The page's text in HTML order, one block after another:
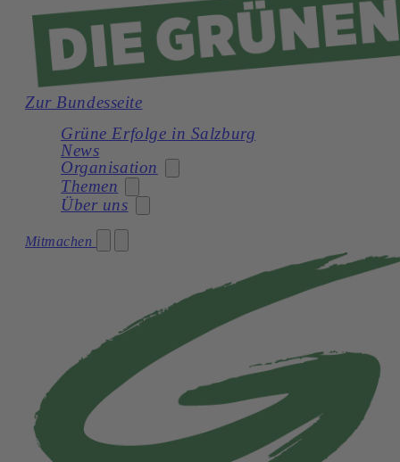
Zur Bundesseite
Grüne Erfolge in Salzburg
News
Organisation
Stadträtin
Gemeinderatswahl 2024 – Unser Team
Themen
Soziales
Verkehr und Mobilität
Kultur
Natur und Umwelt
Demokratie
Über uns
Unsere Statuten
Geschichte
Mitmachen